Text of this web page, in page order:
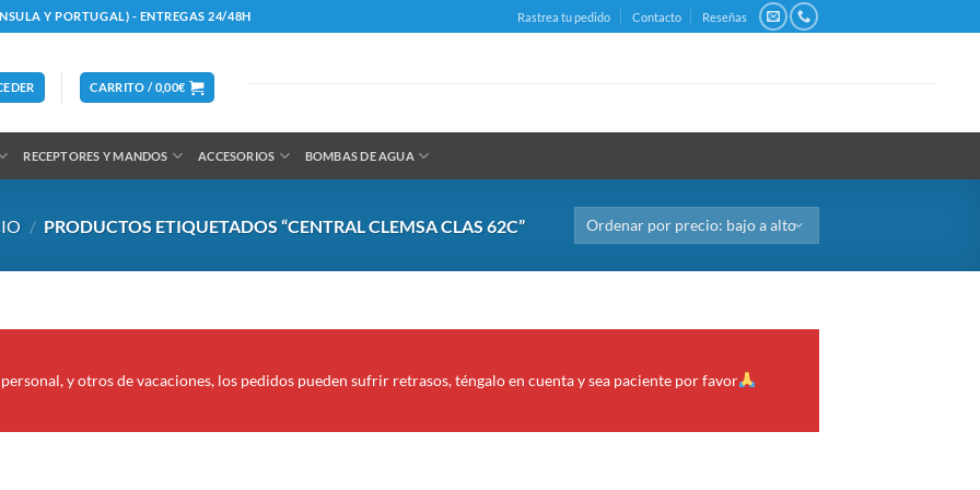
Y PORTUGAL) - ENTREGAS 24/48H Rastrea tu pedido Contacto Reseñas
CARRITO /0,00€
RECEPTORES Y MANDOS ACCESORIOS BOMBAS DE AGUA
/ PRODUCTOS ETIQUETADOS “CENTRAL CLEMSA CLAS 62C”
y otros de vacaciones, los pedidos pueden sufrir retrasos, téngalo en cuenta y sea paciente por favor